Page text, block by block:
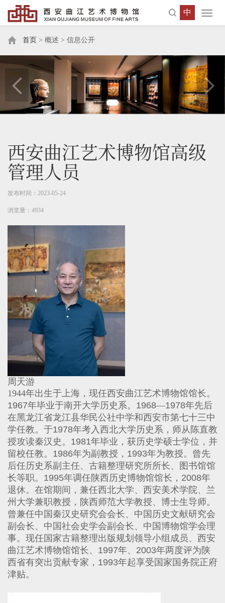
中
首页 > 概述 > 信息公开
西安曲江艺术博物馆高级
管理人员
发布时间：2023-05-24
浏览量：4934
周天游
1944年出生于上海，现任西安曲江艺术博物馆馆长。
1967年毕业于南开大学历史系。 1968—1978年先后
在黑龙江省龙江县华民公社中学和西安市第七十三中
学任教。于1978年考入西北大学历史系，师从陈直教
授攻读秦汉史。 1981年毕业，获历史学硕士学位，并
留校任教。 1986年为副教授， 1993年为教授。曾先
后任历史系副主任、古籍整理研究所所长、图书馆馆
长等职。 1995年调任陕西历史博物馆馆长， 2008年
退休。在馆期间，兼任西北大学、西安美术学院、兰
州大学兼职教授，陕西师范大学教授、博士生导师。
曾兼任中国秦汉史研究会会长、中国历史文献研究会
副会长、中国社会史学会副会长、中国博物馆学会理
事。现任国家古籍整理出版规划领导小组成员、西安
曲江艺术博物馆馆长、 1997年、 2003年两度评为陕
西省有突出贡献专家， 1993年起享受国家国务院正府
津贴。